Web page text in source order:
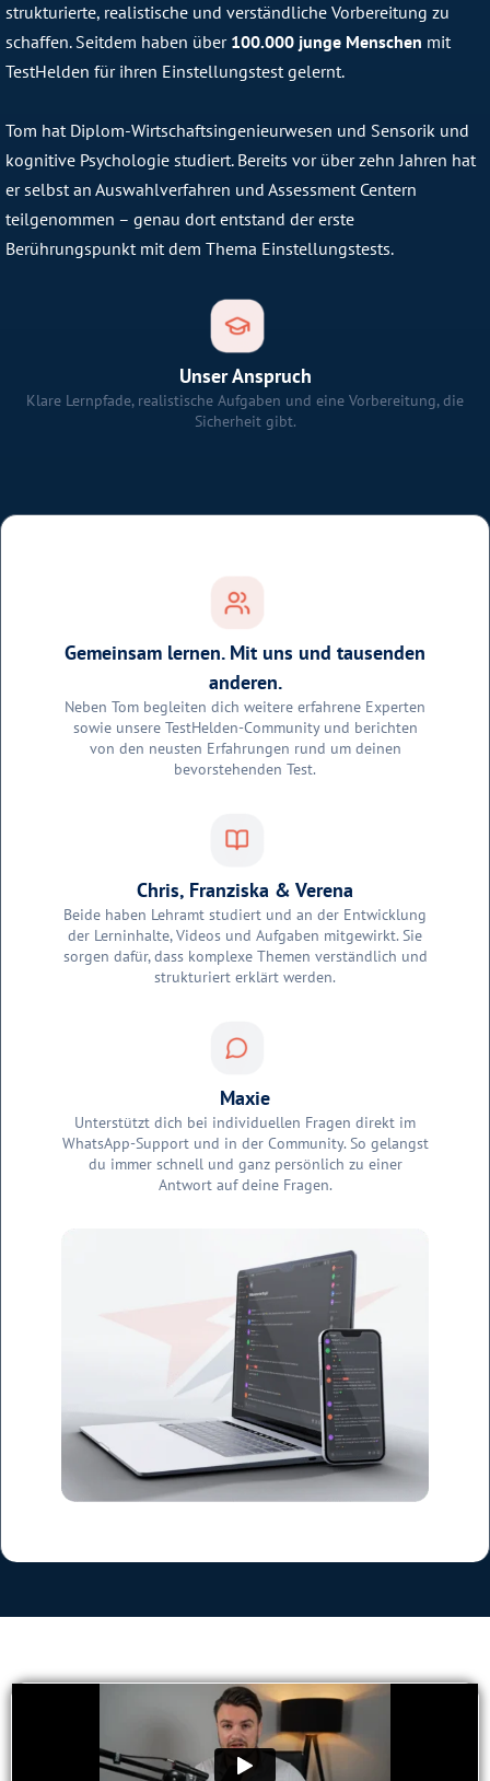
strukturierte, realistische und verständliche Vorbereitung zu
schaffen. Seitdem haben über 100.000 junge Menschen mit
TestHelden für ihren Einstellungstest gelernt.
Tom hat Diplom-Wirtschaftsingenieurwesen und Sensorik und
kognitive Psychologie studiert. Bereits vor über zehn Jahren hat
er selbst an Auswahlverfahren und Assessment Centern
teilgenommen – genau dort entstand der erste
Berührungspunkt mit dem Thema Einstellungstests.
Unser Anspruch
Klare Lernpfade, realistische Aufgaben und eine Vorbereitung, die
Sicherheit gibt.
Gemeinsam lernen. Mit uns und tausenden
anderen.
Neben Tom begleiten dich weitere erfahrene Experten
sowie unsere TestHelden-Community und berichten
von den neusten Erfahrungen rund um deinen
bevorstehenden Test.
Chris, Franziska & Verena
Beide haben Lehramt studiert und an der Entwicklung
der Lerninhalte, Videos und Aufgaben mitgewirkt. Sie
sorgen dafür, dass komplexe Themen verständlich und
strukturiert erklärt werden.
Maxie
Unterstützt dich bei individuellen Fragen direkt im
WhatsApp-Support und in der Community. So gelangst
du immer schnell und ganz persönlich zu einer
Antwort auf deine Fragen.